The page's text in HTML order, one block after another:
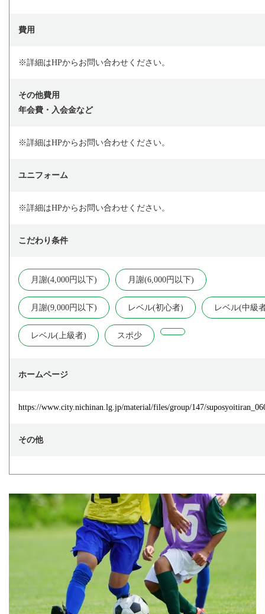
費用
※詳細はHPからお問い合わせください。
その他費用
年会費・入会金など
※詳細はHPからお問い合わせください。
ユニフォーム
※詳細はHPからお問い合わせください。
こだわり条件
月謝(4,000円以下) 月謝(6,000円以下)
月謝(9,000円以下) レベル(初心者) レベル(中級
レベル(上級者) スポ少
ホームページ
https://www.city.nichinan.lg.jp/material/files/group/147/
その他